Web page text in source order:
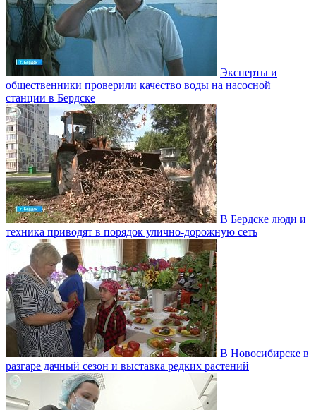
Эксперты и
общественники проверили качество воды на насосной
станции в Бердске
В Бердске люди и
техника приводят в порядок улично‑дорожную сеть
В Новосибирске в
разгаре дачный сезон и выставка редких растений